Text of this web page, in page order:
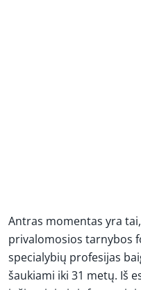
Antras momentas yra
privalomosios tarnybos
specialybių profesijas
šaukiami iki 31 metų. Iš